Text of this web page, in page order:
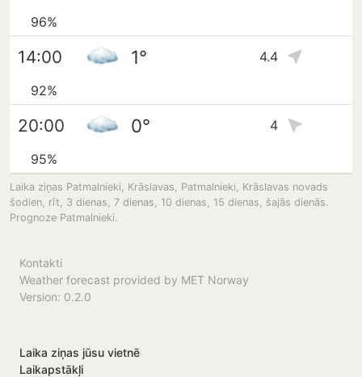
96%
14:00 1° 4.4
92%
20:00 0° 4
95%
Laika ziņas Patmalnieki, Krāslavas, Patmalnieki, Krāslavas novads
šodien, rīt, 3 dienas, 7 dienas, 10 dienas, 15 dienas, šajās dienās.
Prognoze Patmalnieki.
Kontakti
Weather forecast provided by MET Norway
Version: 0.2.0
Laika ziņas jūsu vietnē
Laikapstākļi